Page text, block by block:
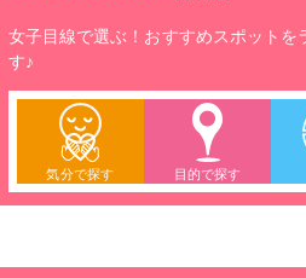
女子目線で選ぶ！おすすめスポットを
す♪
気分で探す 目的で探す